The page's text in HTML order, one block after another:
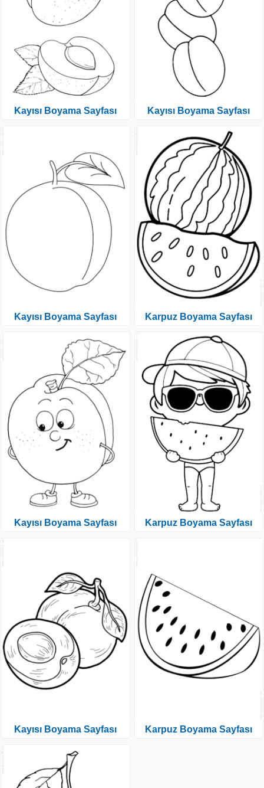
Kayısı Boyama Sayfası
Kayısı Boyama Sayfası
Kayısı Boyama Sayfası
Kayısı Boyama Sayfası
Kayısı Boyama Sayfası
Karpuz Boyama Sayfası
Karpuz Boyama Sayfası
Karpuz Boyama Sayfası